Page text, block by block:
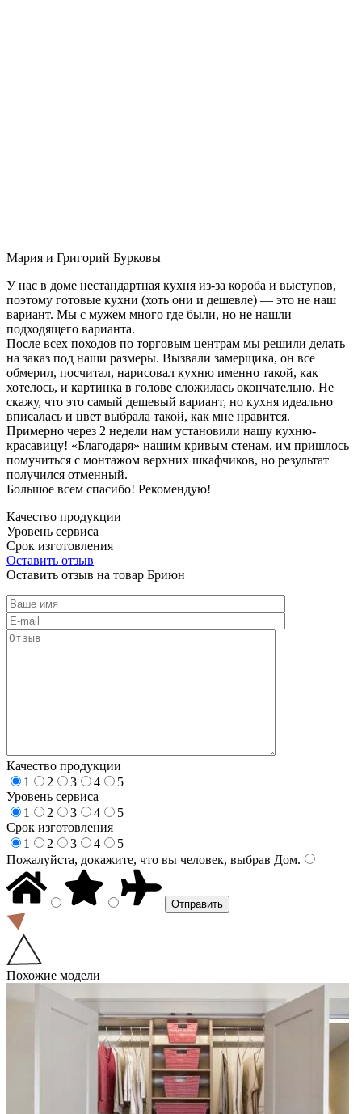
Мария и Григорий Бурковы
У нас в доме нестандартная кухня из-за короба и выступов,
поэтому готовые кухни (хоть они и дешевле) — это не наш
вариант. Мы с мужем много где были, но не нашли
подходящего варианта.
После всех походов по торговым центрам мы решили делать
на заказ под наши размеры. Вызвали замерщика, он все
обмерил, посчитал, нарисовал кухню именно такой, как
хотелось, и картинка в голове сложилась окончательно. Не
скажу, что это самый дешевый вариант, но кухня идеально
вписалась и цвет выбрала такой, как мне нравится.
Примерно через 2 недели нам установили нашу кухню-
красавицу! «Благодаря» нашим кривым стенам, им пришлось
помучиться с монтажом верхних шкафчиков, но результат
получился отменный.
Большое всем спасибо! Рекомендую!
Качество продукции
Уровень сервиса
Срок изготовления
Оставить отзыв
Оставить отзыв на товар Бриюн
Качество продукции
1
2 3 4
5
Уровень сервиса
1
2 3 4
5
Срок изготовления
1
2 3 4
5
Пожалуйста, докажите, что вы человек, выбрав Дом.
Похожие модели